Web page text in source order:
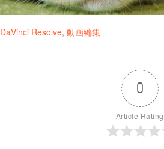
DaVinci Resolve, 動画編集
0
Article Rating